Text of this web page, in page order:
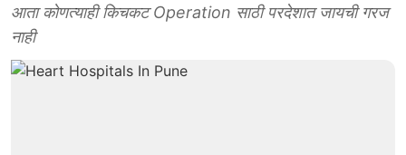
आता कोणत्याही किचकट Operation साठी परदेशात जायची गरज
नाही